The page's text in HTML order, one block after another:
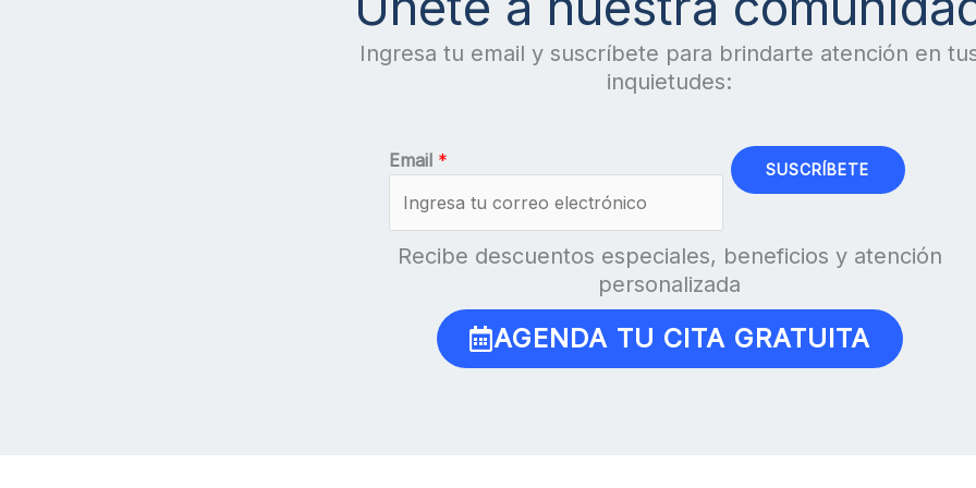
Ingresa tu email y suscríbete para brindarte atención en
inquietudes:
Email * SUSCRÍBETE
Recibe descuentos especiales, beneficios y atención
personalizada
AGENDA TU CITA GRATUITA